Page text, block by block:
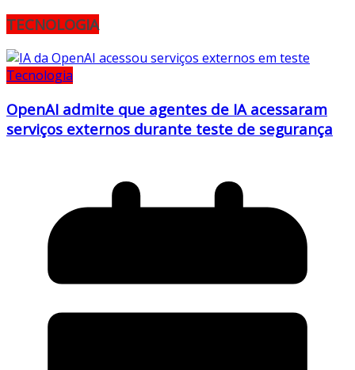
TECNOLOGIA
Tecnologia
OpenAI admite que agentes de IA acessaram
serviços externos durante teste de segurança